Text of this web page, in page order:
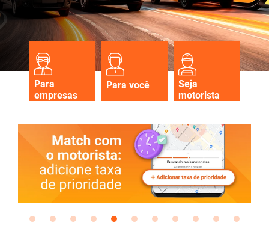
Para
empresas
Para você
Seja
motorista